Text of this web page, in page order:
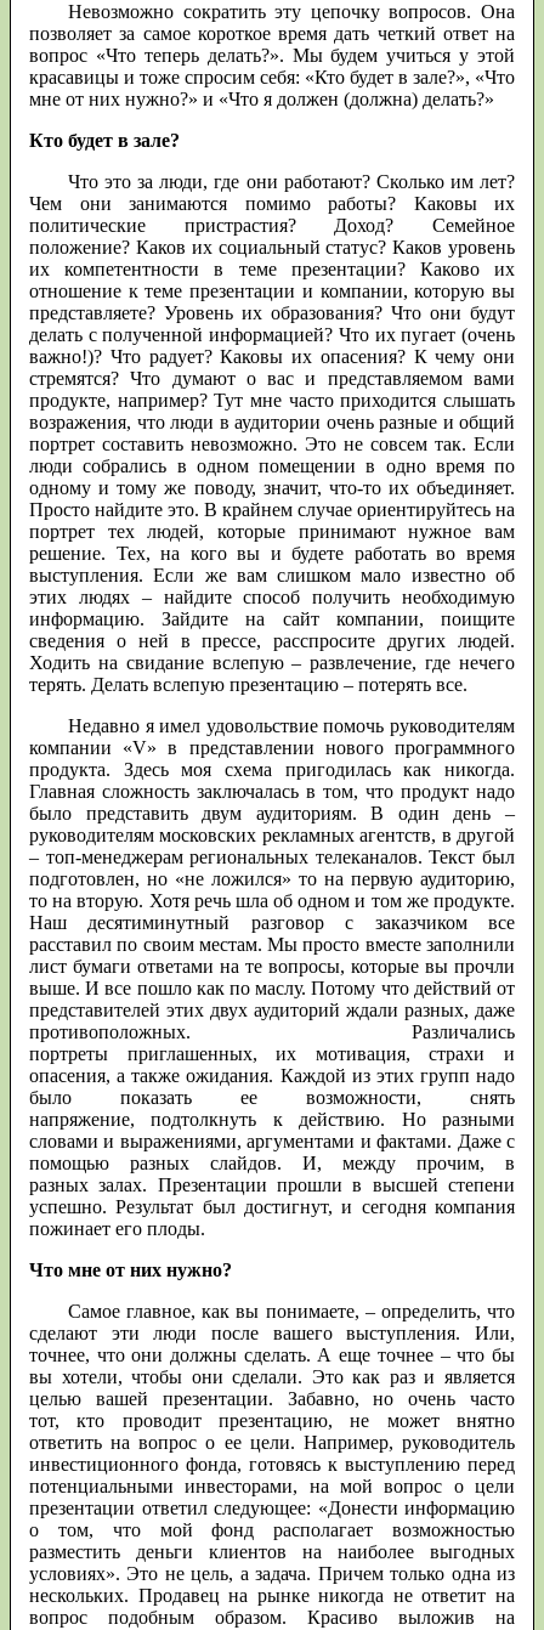
Невозможно сократить эту цепочку вопросов. Она
позволяет за самое короткое время дать четкий ответ на
вопрос «Что теперь делать?». Мы будем учиться у этой
красавицы и тоже спросим себя: «Кто будет в зале?», «Что
мне от них нужно?» и «Что я должен (должна) делать?»
Кто будет в зале?
Что это за люди, где они работают? Сколько им лет?
Чем они занимаются помимо работы? Каковы их
политические пристрастия? Доход? Семейное
положение? Каков их социальный статус? Каков уровень
их компетентности в теме презентации? Каково их
отношение к теме презентации и компании, которую вы
представляете? Уровень их образования? Что они будут
делать с полученной информацией? Что их пугает (очень
важно!)? Что радует? Каковы их опасения? К чему они
стремятся? Что думают о вас и представляемом вами
продукте, например? Тут мне часто приходится слышать
возражения, что люди в аудитории очень разные и общий
портрет составить невозможно. Это не совсем так. Если
люди собрались в одном помещении в одно время по
одному и тому же поводу, значит, что-то их объединяет.
Просто найдите это. В крайнем случае ориентируйтесь на
портрет тех людей, которые принимают нужное вам
решение. Тех, на кого вы и будете работать во время
выступления. Если же вам слишком мало известно об
этих людях – найдите способ получить необходимую
информацию. Зайдите на сайт компании, поищите
сведения о ней в прессе, расспросите других людей.
Ходить на свидание вслепую – развлечение, где нечего
терять. Делать вслепую презентацию – потерять все.
Недавно я имел удовольствие помочь руководителям
компании «V» в представлении нового программного
продукта. Здесь моя схема пригодилась как никогда.
Главная сложность заключалась в том, что продукт надо
было представить двум аудиториям. В один день –
руководителям московских рекламных агентств, в другой
– топ-менеджерам региональных телеканалов. Текст был
подготовлен, но «не ложился» то на первую аудиторию,
то на вторую. Хотя речь шла об одном и том же продукте.
Наш десятиминутный разговор с заказчиком все
расставил по своим местам. Мы просто вместе заполнили
лист бумаги ответами на те вопросы, которые вы прочли
выше. И все пошло как по маслу. Потому что действий от
представителей этих двух аудиторий ждали разных, даже
противоположных. Различались
портреты приглашенных, их мотивация, страхи и
опасения, а также ожидания. Каждой из этих групп надо
было показать ее возможности, снять
напряжение, подтолкнуть к действию. Но разными
словами и выражениями, аргументами и фактами. Даже с
помощью разных слайдов. И, между прочим, в
разных залах. Презентации прошли в высшей степени
успешно. Результат был достигнут, и сегодня компания
пожинает его плоды.
Что мне от них нужно?
Самое главное, как вы понимаете, – определить, что
сделают эти люди после вашего выступления. Или,
точнее, что они должны сделать. А еще точнее – что бы
вы хотели, чтобы они сделали. Это как раз и является
целью вашей презентации. Забавно, но очень часто
тот, кто проводит презентацию, не может внятно
ответить на вопрос о ее цели. Например, руководитель
инвестиционного фонда, готовясь к выступлению перед
потенциальными инвесторами, на мой вопрос о цели
презентации ответил следующее: «Донести информацию
о том, что мой фонд располагает возможностью
разместить деньги клиентов на наиболее выгодных
условиях». Это не цель, а задача. Причем только одна из
нескольких. Продавец на рынке никогда не ответит на
вопрос подобным образом. Красиво выложив на